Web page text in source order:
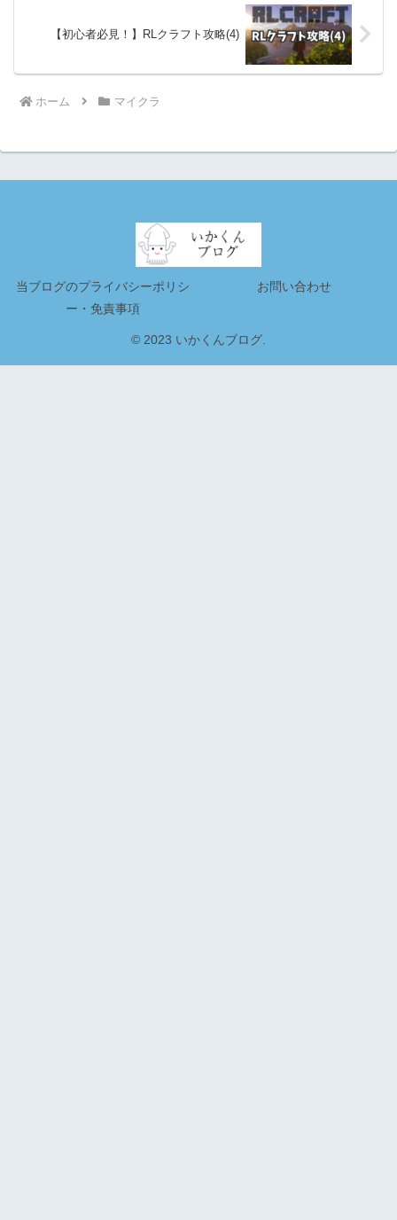
【初心者必見！】RLクラフト攻略(4)
ホーム マイクラ
当ブログのプライバシーポリシ
ー・免責事項
お問い合わせ
© 2023 いかくんブログ.